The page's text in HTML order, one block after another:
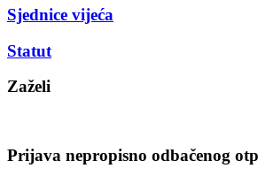
Sjednice vijeća
Statut
Zaželi
Prijava nepropisno odbačenog